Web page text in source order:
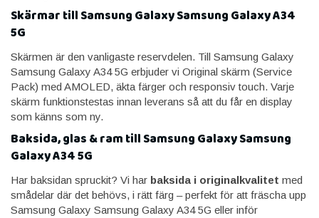
Skärmar till Samsung Galaxy Samsung Galaxy A34
5G
Skärmen är den vanligaste reservdelen. Till Samsung Galaxy
Samsung Galaxy A34 5G erbjuder vi Original skärm (Service
Pack) med AMOLED, äkta färger och responsiv touch. Varje
skärm funktionstestas innan leverans så att du får en display
som känns som ny.
Baksida, glas & ram till Samsung Galaxy Samsung
Galaxy A34 5G
Har baksidan spruckit? Vi har baksida i originalkvalitet med
smådelar där det behövs, i rätt färg – perfekt för att fräscha upp
Samsung Galaxy Samsung Galaxy A34 5G eller inför